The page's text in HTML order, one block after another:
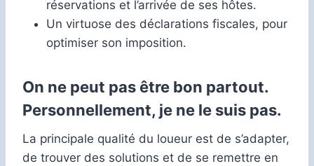
réservations et l’arrivée de ses hôtes.
Un virtuose des déclarations fiscales, pour
optimiser son imposition.
On ne peut pas être bon partout.
Personnellement, je ne le suis pas.
La principale qualité du loueur est de s’adapter,
de trouver des solutions et de se remettre en